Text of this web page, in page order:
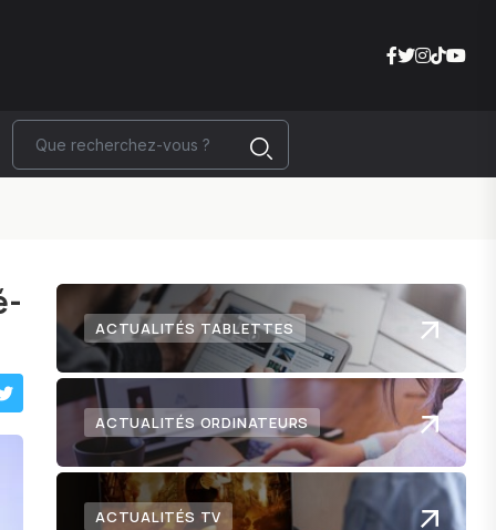
ACTUALITÉS TABLETTES
ACTUALITÉS ORDINATEURS
ACTUALITÉS TV